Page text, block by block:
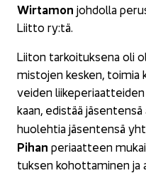
Wirtamon joh­dol­la
Liit­to ry:tä.
Lii­ton tar­koi­tuk­se­na oli
mis­to­jen kes­ken,
vei­den
kaan, edis­tää
huo­leh­tia jä­sen­ten­sä
Pihan pe­ri­aat­teen
tuk­sen ko­hot­ta­mi­nen ja